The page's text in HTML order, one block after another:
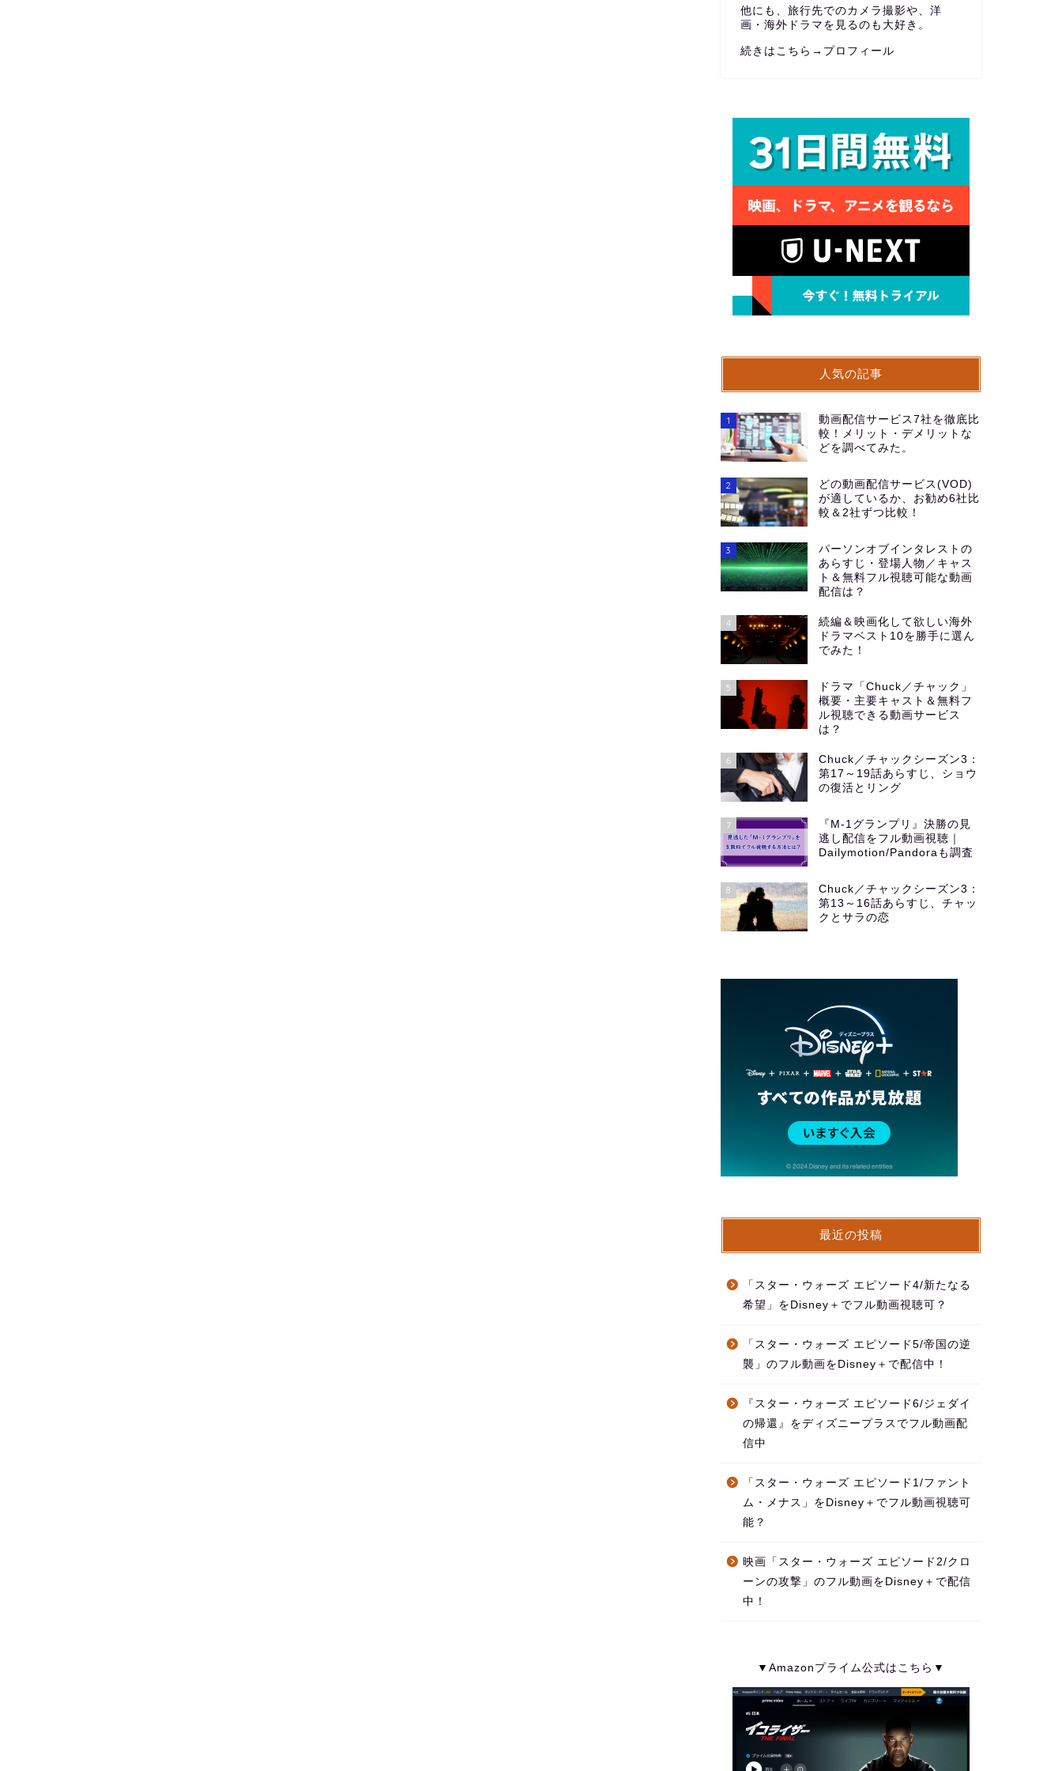
他にも、旅行先でのカメラ撮影や、洋
画・海外ドラマを見るのも大好き。
続きはこちら→ プロフィール
人気の記事
1
動画配信サービス7社を徹底比
較！メリット・デメリットな
どを調べてみた。
2
どの動画配信サービス(VOD)
が適しているか、お勧め6社比
較＆2社ずつ比較！
3
パーソンオブインタレストの
あらすじ・登場人物／キャス
ト＆無料フル視聴可能な動画
配信は？
4
続編＆映画化して欲しい海外
ドラマベスト10を勝手に選ん
でみた！
5
ドラマ「Chuck／チャック」
概要・主要キャスト＆無料フ
ル視聴できる動画サービス
は？
6
Chuck／チャックシーズン3：
第17～19話あらすじ、ショウ
の復活とリング
7
『M-1グランプリ』決勝の見
逃し配信をフル動画視聴｜
Dailymotion/Pandoraも調査
8
Chuck／チャックシーズン3：
第13～16話あらすじ、チャッ
クとサラの恋
最近の投稿
「スター・ウォーズ エピソード4/新たなる
希望」をDisney＋でフル動画視聴可？
「スター・ウォーズ エピソード5/帝国の逆
襲」のフル動画をDisney＋で配信中！
『スター・ウォーズ エピソード6/ジェダイ
の帰還』をディズニープラスでフル動画配
信中
「スター・ウォーズ エピソード1/ファント
ム・メナス」をDisney＋でフル動画視聴可
能？
映画「スター・ウォーズ エピソード2/クロ
ーンの攻撃」のフル動画をDisney＋で配信
中！
▼Amazonプライム公式はこちら▼